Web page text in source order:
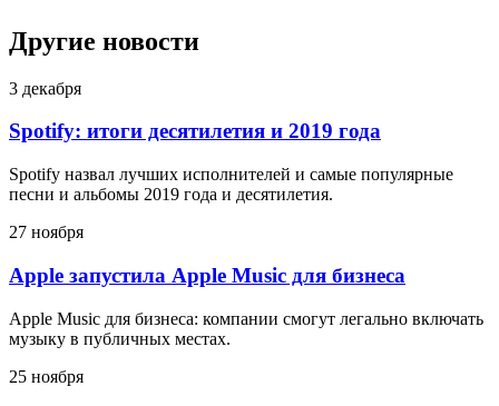
Другие новости
3 декабря
Spotify: итоги десятилетия и 2019 года
Spotify назвал лучших исполнителей и самые популярные
песни и альбомы 2019 года и десятилетия.
27 ноября
Apple запустила Apple Music для бизнеса
Apple Music для бизнеса: компании смогут легально включать
музыку в публичных местах.
25 ноября